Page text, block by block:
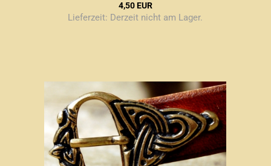
4,50 EUR
Lieferzeit: Derzeit nicht am Lager.